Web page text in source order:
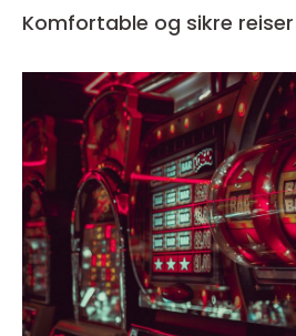
Komfortable og sikre